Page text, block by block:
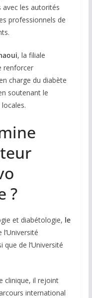
les autorités
professionnels de
, la filiale
renforcer
charge du diabète
soutenant le
?
et diabétologie, le
de l’Université
clinique, il rejoint
international